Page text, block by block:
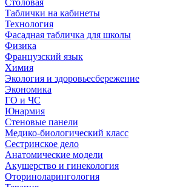
Столовая
Таблички на кабинеты
Технология
Фасадная табличка для школы
Физика
Французский язык
Химия
Экология и здоровьесбережение
Экономика
ГО и ЧС
Юнармия
Стеновые панели
Медико-биологический класс
Сестринское дело
Анатомические модели
Акушерство и гинекология
Оториноларингология